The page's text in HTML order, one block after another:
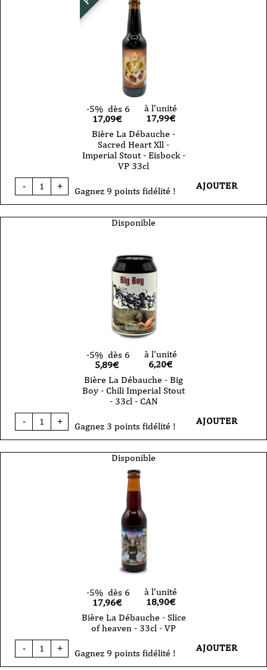
-5% dès 6
17,09€
à l'unité
17,99€
Bière La Débauche -
Sacred Heart Xll -
Imperial Stout - Eisbock -
VP 33cl
-
quantité
de
Débauche
+ Gagnez 9 points fidélité ! AJOUTER
Disponible
-5% dès 6
5,89€
à l'unité
6,20€
Bière La Débauche - Big
Boy - Chili Imperial Stout
- 33cl - CAN
-
quantité
de
Débauche
+ Gagnez 3 points fidélité ! AJOUTER
Disponible
-5% dès 6
17,96€
à l'unité
18,90€
Bière La Débauche - Slice
of heaven - 33cl - VP
-
quantité
de
+ Gagnez 9 points fidélité ! AJOUTER